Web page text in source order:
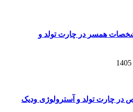
همسر در چارت تولد و
در چارت تولد و آسترولوژی ودیک